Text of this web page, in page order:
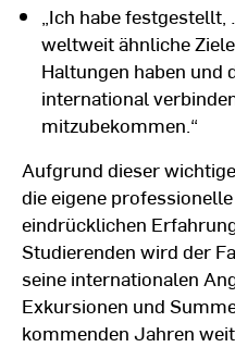
„Ich habe
weltweit ähnliche
Haltungen haben und
international
mitzubekommen.“
Aufgrund dieser
die eigene
eindrücklichen
Studierenden wird der
seine internationalen
Exkursionen und
kommenden Jahren